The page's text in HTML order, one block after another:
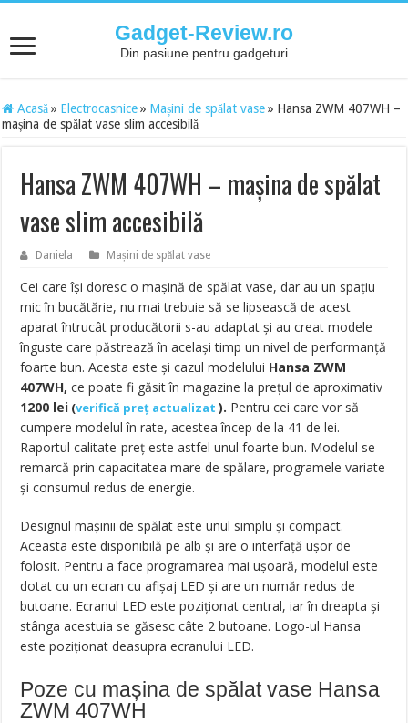
Gadget-Review.ro
Din pasiune pentru gadgeturi
Acasă » Electrocasnice » Mașini de spălat vase » Hansa ZWM 407WH –
mașina de spălat vase slim accesibilă
Hansa ZWM 407WH – mașina de spălat
vase slim accesibilă
Daniela Mașini de spălat vase
Cei care își doresc o mașină de spălat vase, dar au un spațiu
mic în bucătărie, nu mai trebuie să se lipsească de acest
aparat întrucât producătorii s-au adaptat și au creat modele
înguste care păstrează în același timp un nivel de performanță
foarte bun. Acesta este și cazul modelului Hansa ZWM
407WH,ce poate fi găsit în magazine la prețul de aproximativ
1200 lei (verifică preț actualizat ). Pentru cei care vor să
cumpere modelul în rate, acestea încep de la 41 de lei.
Raportul calitate-preț este astfel unul foarte bun. Modelul se
remarcă prin capacitatea mare de spălare, programele variate
și consumul redus de energie.
Designul mașinii de spălat este unul simplu și compact.
Aceasta este disponibilă pe alb și are o interfață ușor de
folosit. Pentru a face programarea mai ușoară, modelul este
dotat cu un ecran cu afișaj LED și are un număr redus de
butoane. Ecranul LED este poziționat central, iar în dreapta și
stânga acestuia se găsesc câte 2 butoane. Logo-ul Hansa
este poziționat deasupra ecranului LED.
Poze cu mașina de spălat vase Hansa
ZWM 407WH